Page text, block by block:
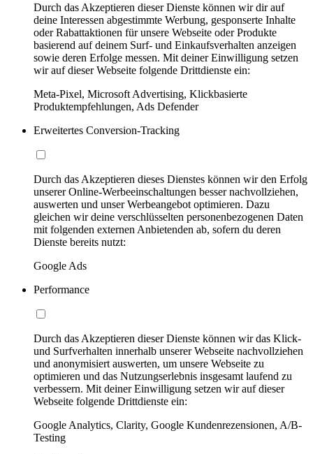
Durch das Akzeptieren dieser Dienste können wir dir auf
deine Interessen abgestimmte Werbung, gesponserte Inhalte
oder Rabattaktionen für unsere Webseite oder Produkte
basierend auf deinem Surf- und Einkaufsverhalten anzeigen
sowie deren Erfolge messen. Mit deiner Einwilligung setzen
wir auf dieser Webseite folgende Drittdienste ein:
Meta-Pixel, Microsoft Advertising, Klickbasierte
Produktempfehlungen, Ads Defender
Erweitertes Conversion-Tracking
Durch das Akzeptieren dieses Dienstes können wir den Erfolg
unserer Online-Werbeeinschaltungen besser nachvollziehen,
auswerten und unser Werbeangebot optimieren. Dazu
gleichen wir deine verschlüsselten personenbezogenen Daten
mit folgenden externen Anbietenden ab, sofern du deren
Dienste bereits nutzt:
Google Ads
Performance
Durch das Akzeptieren dieser Dienste können wir das Klick-
und Surfverhalten innerhalb unserer Webseite nachvollziehen
und anonymisiert auswerten, um unsere Webseite zu
optimieren und das Nutzungserlebnis insgesamt laufend zu
verbessern. Mit deiner Einwilligung setzen wir auf dieser
Webseite folgende Drittdienste ein:
Google Analytics, Clarity, Google Kundenrezensionen, A/B-
Testing